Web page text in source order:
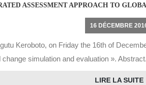
ASSESSMENT APPROACH TO
16 DÉCEMBRE
Keroboto, on Friday the 16th of
change simulation and evaluation ».
LIRE LA SUITE